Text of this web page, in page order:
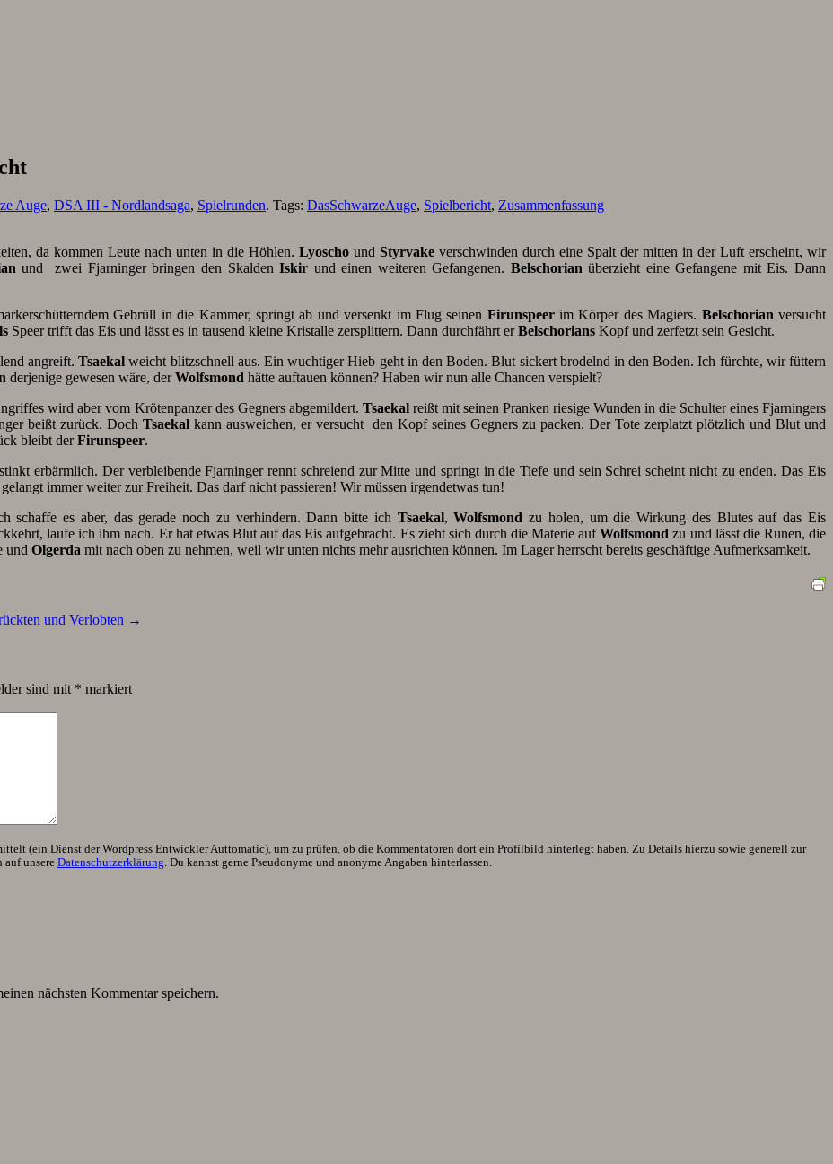
Auge, DSA III - Nordlandsaga, Spielrunden. Tags: DasSchwarzeAuge, Spielbericht, Zusammenfassung
da kommen Leute nach unten in die Höhlen. Lyoscho und Styrvake verschwinden durch eine Spalt der mitten in der Luft erscheint, wir
und zwei Fjarninger bringen den SkaldenIskir und einen weiteren Gefangenen. Belschorian überzieht eine Gefangene mit Eis. Dann
Gebrüll in die Kammer, springt ab und versenkt im Flug seinen Firunspeerim Körper des Magiers. Belschorian versucht
Speer trifft das Eis und lässt es in tausend kleine Kristalle zersplittern. Dann durchfährt erBelschorians Kopf und zerfetzt sein Gesicht.
angreift.Tsaekal weicht blitzschnell aus. Ein wuchtiger Hieb geht in den Boden. Blut sickert brodelnd in den Boden. Ich fürchte, wir füttern
derjenige gewesen wäre, derWolfsmond hätte auftauen können? Haben wir nun alle Chancen verspielt?
wird aber vom Krötenpanzer des Gegners abgemildert. Tsaekalreißt mit seinen Pranken riesige Wunden in die Schulter eines Fjarningers
beißt zurück. Doch Tsaekal kann ausweichen, er versucht den Kopf seines Gegners zu packen. Der Tote zerplatzt plötzlich und Blut und
bleibt derFirunspeer.
erbärmlich. Der verbleibende Fjarninger rennt schreiend zur Mitte und springt in die Tiefe und sein Schrei scheint nicht zu enden. Das Eis
gelangt immer weiter zur Freiheit. Das darf nicht passieren! Wir müssen irgendetwas tun!
es aber, das gerade noch zu verhindern. Dann bitte ich Tsaekal,Wolfsmond zu holen, um die Wirkung des Blutes auf das Eis
laufe ich ihm nach. Er hat etwas Blut auf das Eis aufgebracht. Es zieht sich durch die Materie aufWolfsmond zu und lässt die Runen, die
und Olgerda mit nach oben zu nehmen, weil wir unten nichts mehr ausrichten können. Im Lager herrscht bereits geschäftige Aufmerksamkeit.
und Verlobten →
sind mit * markiert
(ein Dienst der Wordpress Entwickler Auttomatic), um zu prüfen, ob die Kommentatoren dort ein Profilbild hinterlegt haben. Zu Details hierzu sowie generell zur
auf unsere Datenschutzerklärung. Du kannst gerne Pseudonyme und anonyme Angaben hinterlassen.
nächsten Kommentar speichern.